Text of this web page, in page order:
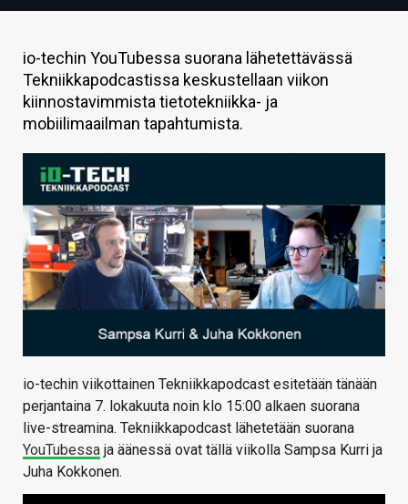
TIETOA
HINTA.FI
VAIHDA TEEMA
HAKU
io-techin YouTubessa suorana lähetettävässä
Tekniikkapodcastissa keskustellaan viikon
kiinnostavimmista tietotekniikka- ja
mobiilimaailman tapahtumista.
io-techin viikottainen Tekniikkapodcast esitetään tänään
perjantaina 7. lokakuuta noin klo 15:00 alkaen suorana
live-streamina. Tekniikkapodcast lähetetään suorana
YouTubessa ja äänessä ovat tällä viikolla Sampsa Kurri ja
Juha Kokkonen.